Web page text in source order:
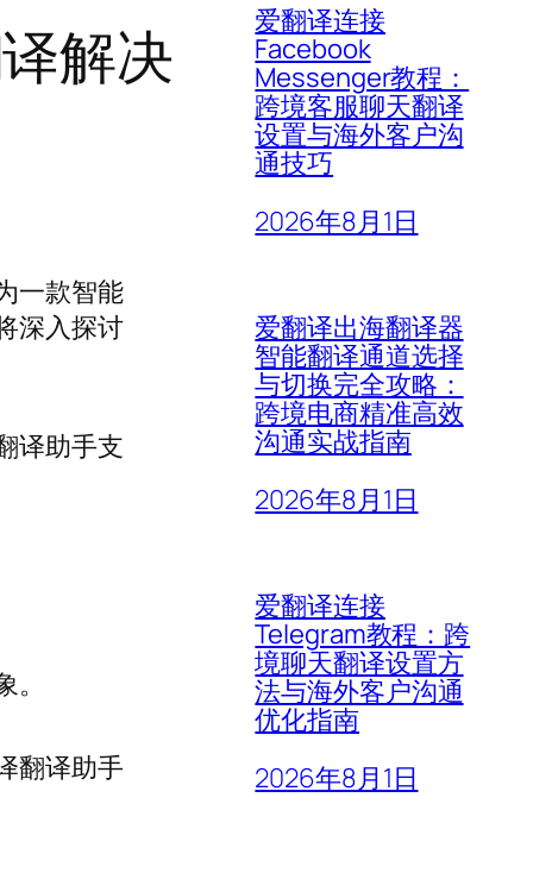
解决
一款智能
深入探讨
译助手支
翻译助手
爱翻译连接
Facebook
Messenger教程：
跨境客服聊天翻译
设置与海外客户沟
通技巧
2026年8月1日
爱翻译出海翻译器
智能翻译通道选择
与切换完全攻略：
跨境电商精准高效
沟通实战指南
2026年8月1日
爱翻译连接
Telegram教程：跨
境聊天翻译设置方
法与海外客户沟通
优化指南
2026年8月1日